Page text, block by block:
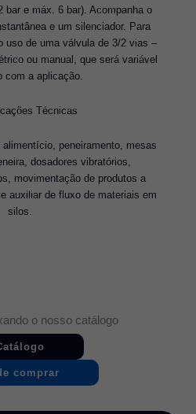
bar e máx. 6 bar). Acompanha o
e um silenciador. Para
uso de uma válvula de 3/2 vias –
ou manual, que será variável
com a aplicação.
Técnicas
peneiramento, mesas
dosadores vibratórios,
movimentação de produtos a
auxiliar de fluxo de materiais em
silos.
o nosso catálogo
comprar